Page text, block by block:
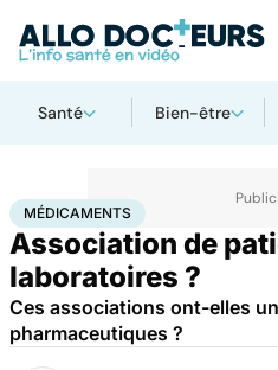
Santé Bien-être
AccueilSantéMédicaments
MÉDICAMENTS
Association de
laboratoires ?
Ces associations ont-elles
pharmaceutiques ?